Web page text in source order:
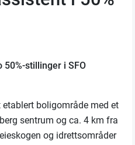
50%-stillinger i SFO
etablert boligområde med et
sentrum og ca. 4 km fra
og idrettsområder